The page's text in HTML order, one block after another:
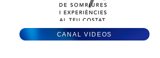
CANAL VIDEOS